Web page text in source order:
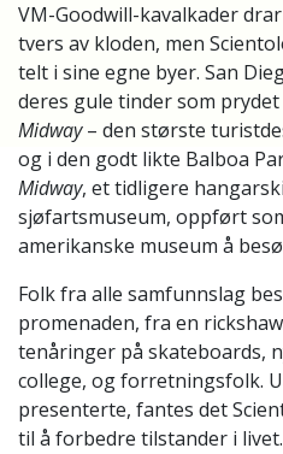
VM-Goodwill-kavalkader
tvers av kloden, men
telt i sine egne byer. San
deres gule tinder som
Midway– den største
og i den godt likte Balboa
Midway, et tidligere
sjøfartsmuseum, oppført
amerikanske museum å
Folk fra alle samfunnslag
promenaden, fra en
tenåringer på skateboards,
college, og forretningsfolk.
presenterte, fantes det
til å forbedre tilstander i livet.